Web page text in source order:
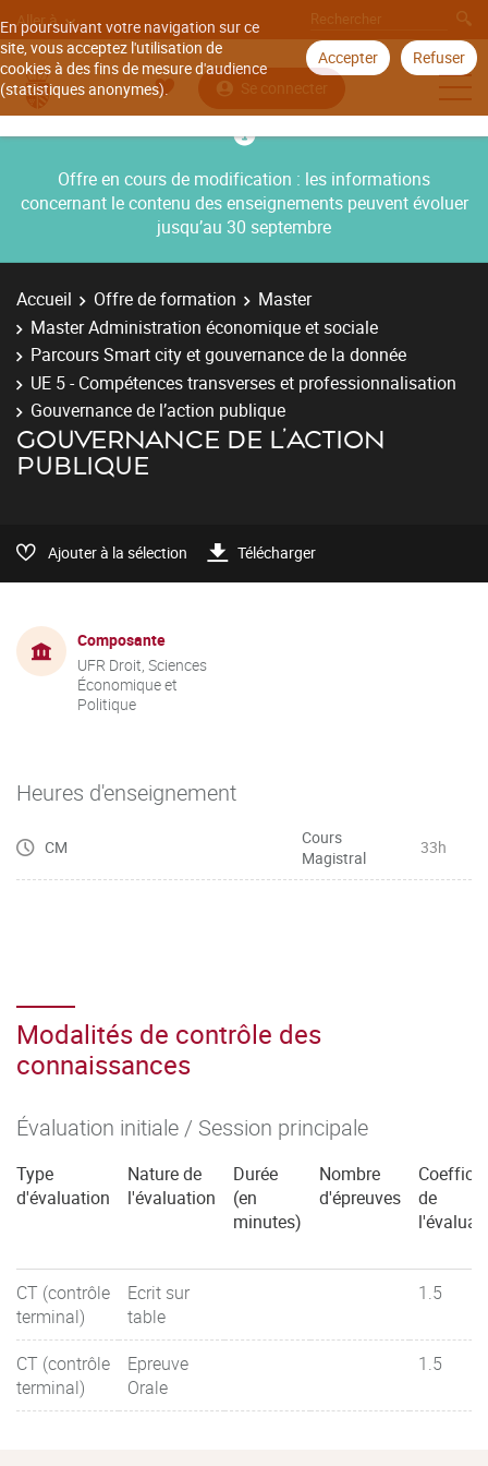
En poursuivant votre navigation sur ce
site, vous acceptez l'utilisation de
cookies à des fins de mesure d'audience
(statistiques anonymes).
Accepter Refuser
Aller à
Se connecter
Offre en cours de modification : les informations
concernant le contenu des enseignements peuvent évoluer
jusqu’au 30 septembre
Accueil Offre de formation
Master
Master Administration économique et sociale
Parcours Smart city et gouvernance de la donnée
UE 5 - Compétences transverses et professionnalisation
Gouvernance de l’action publique
GOUVERNANCE DE L’ACTION
PUBLIQUE
Ajouter à la sélection Télécharger
Composante
UFR Droit, Sciences
Économique et
Politique
Heures d'enseignement
CM
Cours
Magistral
33h
Modalités de contrôle des
connaissances
Évaluation initiale / Session principale
Type
d'évaluation
Nature de
l'évaluation
Durée
(en
minutes)
Nombre
d'épreuves
de
CT (contrôle
terminal)
Ecrit sur
table
1.5
CT (contrôle
terminal)
Epreuve
Orale
1.5